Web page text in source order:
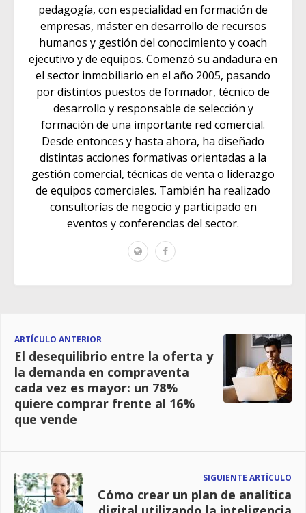
pedagogía, con especialidad en formación de
empresas, máster en desarrollo de recursos
humanos y gestión del conocimiento y coach
ejecutivo y de equipos. Comenzó su andadura en
el sector inmobiliario en el año 2005, pasando
por distintos puestos de formador, técnico de
desarrollo y responsable de selección y
formación de una importante red comercial.
Desde entonces y hasta ahora, ha diseñado
distintas acciones formativas orientadas a la
gestión comercial, técnicas de venta o liderazgo
de equipos comerciales. También ha realizado
consultorías de negocio y participado en
eventos y conferencias del sector.
ARTÍCULO ANTERIOR
El desequilibrio entre la oferta y
la demanda en compraventa
cada vez es mayor: un 78%
quiere comprar frente al 16%
que vende
SIGUIENTE ARTÍCULO
Cómo crear un plan de analítica